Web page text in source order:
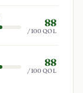
88
/100 QOL
88
/100 QOL